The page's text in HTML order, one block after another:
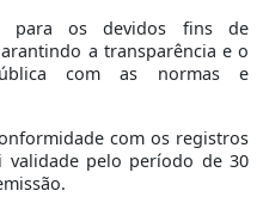
para os devidos fins de
a transparência e o
com as normas e
com os registros
pelo período de 30